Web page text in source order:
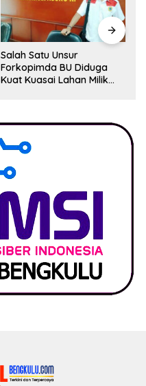
Salah Satu Unsur
Forkopimda BU Diduga
Kuat Kuasai Lahan Milik